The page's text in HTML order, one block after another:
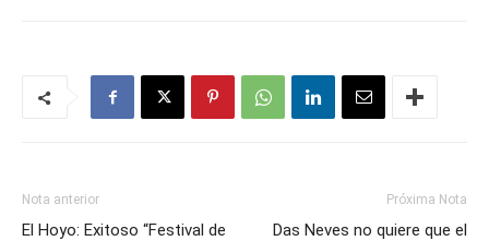
Nota anterior
El Hoyo: Exitoso “Festival de
Próxima Nota
Das Neves no quiere que el